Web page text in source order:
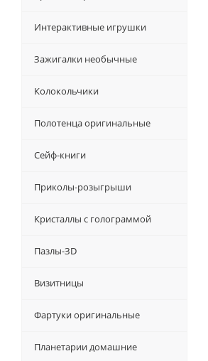
Интерактивные игрушки
Зажигалки необычные
Колокольчики
Полотенца оригинальные
Сейф-книги
Приколы-розыгрыши
Кристаллы с голограммой
Пазлы-ЗD
Визитницы
Фартуки оригинальные
Планетарии домашние